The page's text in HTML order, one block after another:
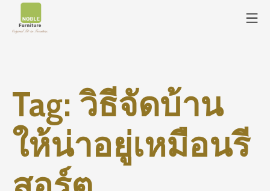
Tag: วิธีจัดบ้าน
ให้น่าอยู่เหมือนรี